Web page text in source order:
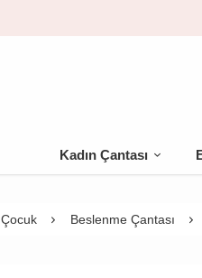
Kadın Çantası
Çocuk Beslenme Çantası